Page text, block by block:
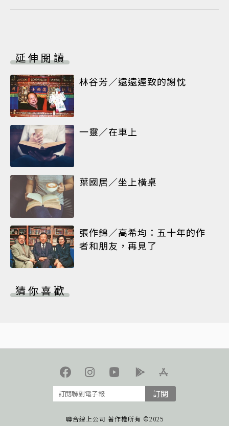
延伸閱讀
林谷芳／遠遠遲致的謝忱
一靈／在車上
葉國居／坐上橫桌
張作錦／高希均：五十年的作
者和朋友，再見了
猜你喜歡
訂閱
聯合線上公司 著作權所有 ©2025